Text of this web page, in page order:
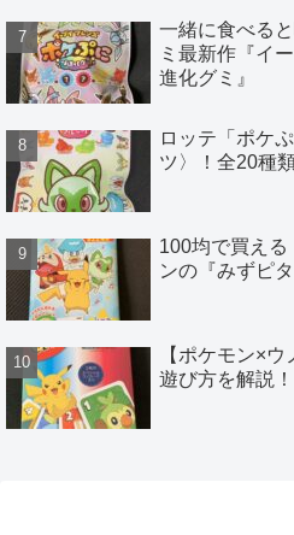
一緒に食べる
ミ最新作『イ
進化グミ』
ロッテ「ポケ
ツ〉！全20種
100均で買え
ンの『みずピ
【ポケモン×
遊び方を解説！